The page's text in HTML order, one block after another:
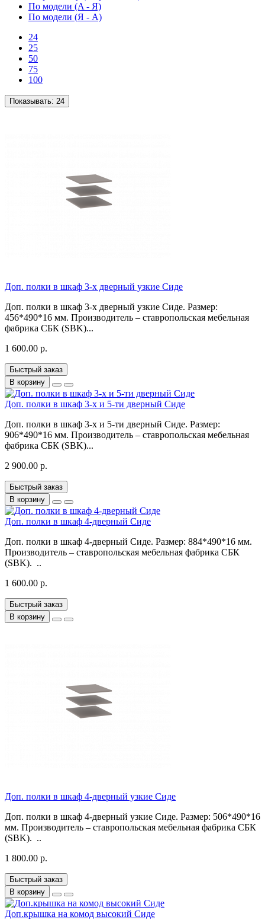
По модели (A - Я)
По модели (Я - A)
24
25
50
75
100
Показывать: 24
Доп. полки в шкаф 3-х дверный узкие Сиде
Доп. полки в шкаф 3-х дверный узкие Сиде. Размер:
456*490*16 мм. Производитель – ставропольская мебельная
фабрика СБК (SBK)...
1 600.00 р.
Быстрый заказ
В корзину
Доп. полки в шкаф 3-х и 5-ти дверный Сиде
Доп. полки в шкаф 3-х и 5-ти дверный Сиде. Размер:
906*490*16 мм. Производитель – ставропольская мебельная
фабрика СБК (SBK)...
2 900.00 р.
Быстрый заказ
В корзину
Доп. полки в шкаф 4-дверный Сиде
Доп. полки в шкаф 4-дверный Сиде. Размер: 884*490*16 мм.
Производитель – ставропольская мебельная фабрика СБК
(SBK). ..
1 600.00 р.
Быстрый заказ
В корзину
Доп. полки в шкаф 4-дверный узкие Сиде
Доп. полки в шкаф 4-дверный узкие Сиде. Размер: 506*490*16
мм. Производитель – ставропольская мебельная фабрика СБК
(SBK). ..
1 800.00 р.
Быстрый заказ
В корзину
Доп.крышка на комод высокий Сиде